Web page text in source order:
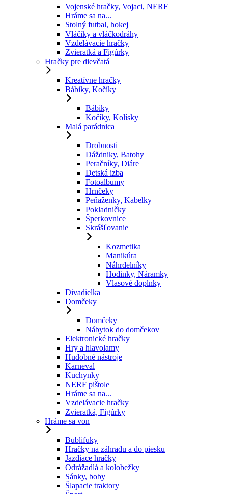
Vojenské hračky, Vojaci, NERF
Hráme sa na...
Stolný futbal, hokej
Vláčiky a vláčkodráhy
Vzdelávacie hračky
Zvieratká a Figúrky
Hračky pre dievčatá
Kreatívne hračky
Bábiky, Kočíky
Bábiky
Kočíky, Kolísky
Malá parádnica
Drobnosti
Dáždniky, Batohy
Peračníky, Diáre
Detská izba
Fotoalbumy
Hrnčeky
Peňaženky, Kabelky
Pokladničky
Šperkovnice
Skrášľovanie
Kozmetika
Manikúra
Náhrdelníky
Hodinky, Náramky
Vlasové doplnky
Divadielka
Domčeky
Domčeky
Nábytok do domčekov
Elektronické hračky
Hry a hlavolamy
Hudobné nástroje
Karneval
Kuchynky
NERF pištole
Hráme sa na...
Vzdelávacie hračky
Zvieratká, Figúrky
Hráme sa von
Bublifuky
Hračky na záhradu a do piesku
Jazdiace hračky
Odrážadlá a kolobežky
Sánky, boby
Šlapacie traktory